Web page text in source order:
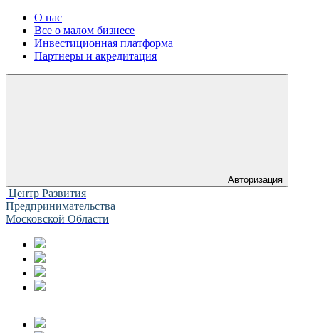
О нас
Все о малом бизнесе
Инвестиционная платформа
Партнеры и акредитация
Авторизация
Центр Развития
Предпринимательства
Московской Области